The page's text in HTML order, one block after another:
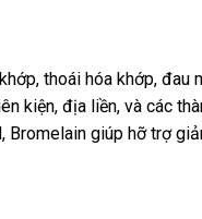
thoái hóa khớp, đau
kiện, địa liền, và các
giúp hỡ trợ